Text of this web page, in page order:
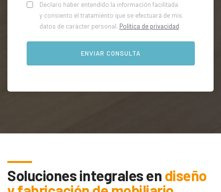
Declaro haber entendido la información facilitada
y consiento el tratamiento que se efectuará de mis
datos de carácter personal. Política de privacidad.
Soluciones integrales endiseño